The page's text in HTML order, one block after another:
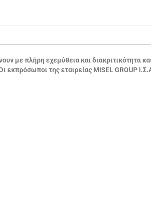
με πλήρη εχεμύθεια και διακριτικότητα
εκπρόσωποι της εταιρείας MISEL GROUP